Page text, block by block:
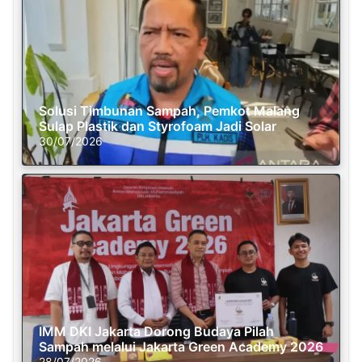
Solusi Timbunan Sampah, Pemkot Malang
Sulap Plastik dan Styrofoam Jadi Solar
30/07/2026
IMM DKI Jakarta Dorong Budaya Pilah
Sampah melalui Jakarta Green Academy 2026